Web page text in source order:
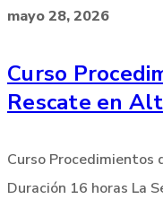
mayo 28, 2026
Curso
Rescate en
Curso Procedimientos
Duración 16 horas La